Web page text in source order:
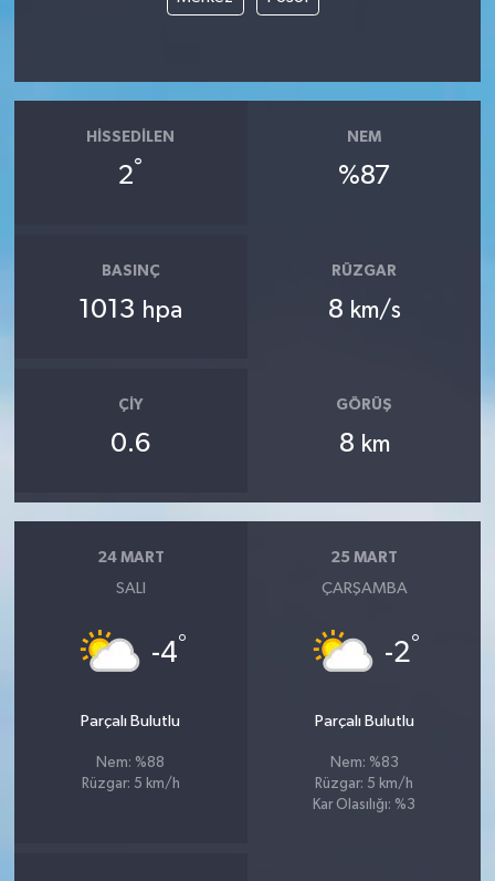
HISSEDILEN
2°
NEM
%87
BASINÇ
1013 hpa
RÜZGAR
8 km/s
ÇIY
0.6
GÖRÜŞ
8 km
24 MART
SALI
-4°
Parçalı Bulutlu
Nem: %88
Rüzgar: 5 km/h
25 MART
ÇARŞAMBA
-2°
Parçalı Bulutlu
Nem: %83
Rüzgar: 5 km/h
Kar Olasılığı: %3